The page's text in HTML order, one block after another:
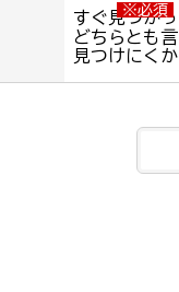
※必須
すぐ見つか
どちらとも
見つけにく